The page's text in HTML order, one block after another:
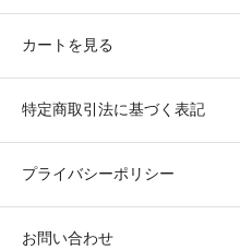
カートを見る
特定商取引法に基づく表記
プライバシーポリシー
お問い合わせ